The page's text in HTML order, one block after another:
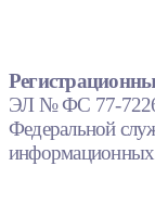
ЭЛ № ФС 77-
Федеральной
информационных